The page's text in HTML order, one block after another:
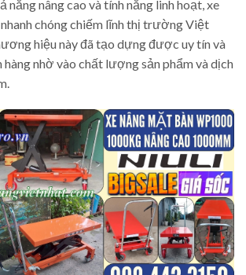
năng nâng cao và tính năng linh hoạt, xe
chóng chiếm lĩnh thị trường Việt
hiệu này đã tạo dựng được uy tín và
hàng nhờ vào chất lượng sản phẩm và dịch